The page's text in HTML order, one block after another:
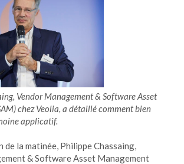
Vendor Management & Software Asset
chez Veolia, a détaillé comment bien
applicatif.
de la matinée, Philippe Chassaing,
& Software Asset Management